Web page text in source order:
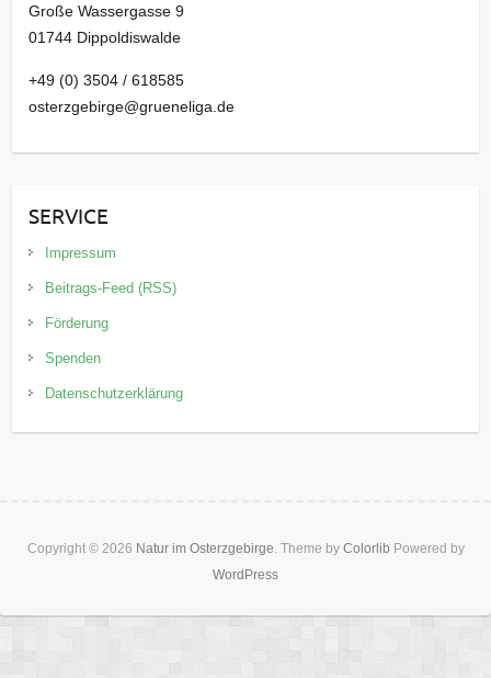
Große Wassergasse 9
01744 Dippoldiswalde
+49 (0) 3504 / 618585
osterzgebirge@grueneliga.de
SERVICE
Impressum
Beitrags-Feed (RSS)
Förderung
Spenden
Datenschutzerklärung
Copyright © 2026 Natur im Osterzgebirge. Theme by Colorlib Powered by
WordPress